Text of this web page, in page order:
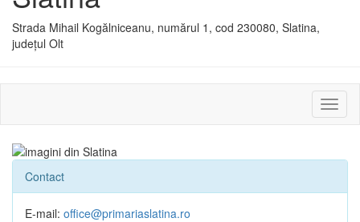
Strada Mihail Kogălniceanu, numărul 1, cod 230080, Slatina,
județul Olt
sau
Contact
E-mail: office@primariaslatina.ro